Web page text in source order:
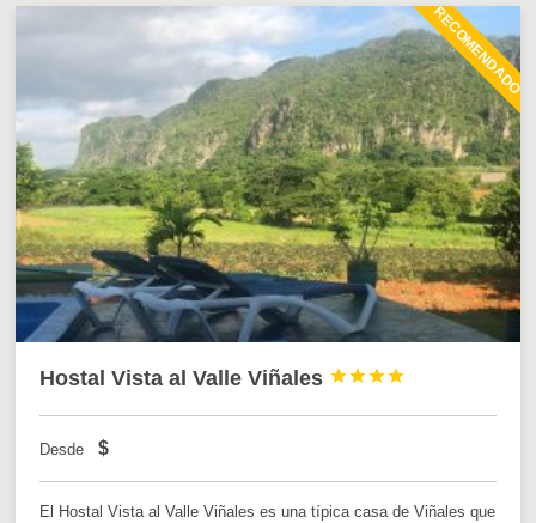
RECOMENDADO
Hostal Vista al Valle Viñales 



Desde $
El Hostal Vista al Valle Viñales es una típica casa de Viñales que